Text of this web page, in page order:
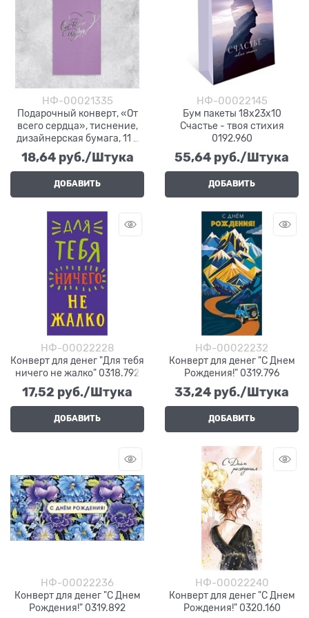
НФ-00021335
Подарочный конверт, «От
всего сердца», тиснение,
дизайнерская бумага, 11 ×
22 см
18,64 руб./Штука
ДОБАВИТЬ
НФ-00022145
Бум пакеты 18х23х10
Счастье - твоя стихия
0192.960
55,64 руб./Штука
ДОБАВИТЬ
НФ-00022228
Конверт для денег "Для тебя
ничего не жалко" 0318.792
17,52 руб./Штука
ДОБАВИТЬ
НФ-00022232
Конверт для денег "С Днем
Рождения!" 0319.796
33,24 руб./Штука
ДОБАВИТЬ
НФ-00022236
Конверт для денег "С Днем
Рождения!" 0319.892
НФ-00022240
Конверт для денег "С Днем
Рождения!" 0320.160